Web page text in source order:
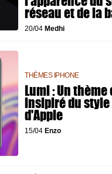
réseau et de la
20/04 Medhi
THÈMES IPHONE
Lumi : Un
insipiré du
d'Apple
15/04 Enzo